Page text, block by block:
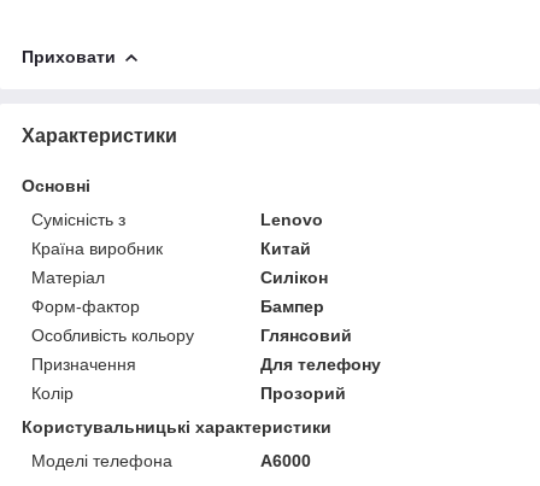
Приховати
Характеристики
Основні
Сумісність з
Lenovo
Країна виробник
Китай
Матеріал
Силікон
Форм-фактор
Бампер
Особливість кольору
Глянсовий
Призначення
Для телефону
Колір
Прозорий
Користувальницькі характеристики
Моделі телефона
A6000